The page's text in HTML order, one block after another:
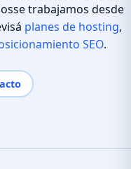
trabajamos desde
planes de hosting,
SEO.